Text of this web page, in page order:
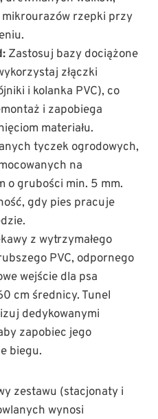
rzepki przy
Zastosuj bazy dociążone
złączki
i kolanka PVC), co
i zapobiega
materiału.
tyczek ogrodowych,
na
o grubości min. 5 mm.
gdy pies pracuje
z wytrzymałego
PVC, odpornego
wejście dla psa
cm średnicy. Tunel
dedykowanymi
zapobiec jego
biegu.
zestawu (stacjonaty i
wynosi